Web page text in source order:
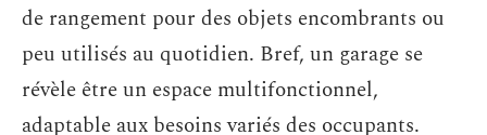
de rangement pour des objets encombrants ou
peu utilisés au quotidien. Bref, un garage se
révèle être un espace multifonctionnel,
adaptable aux besoins variés des occupants.